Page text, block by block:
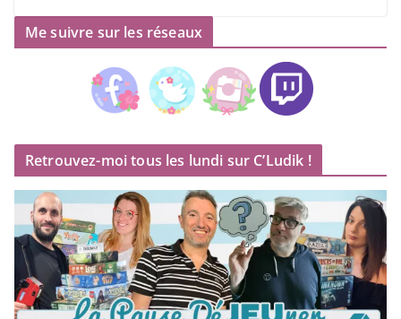
Me suivre sur les réseaux
Retrouvez-moi tous les lundi sur C’Ludik !